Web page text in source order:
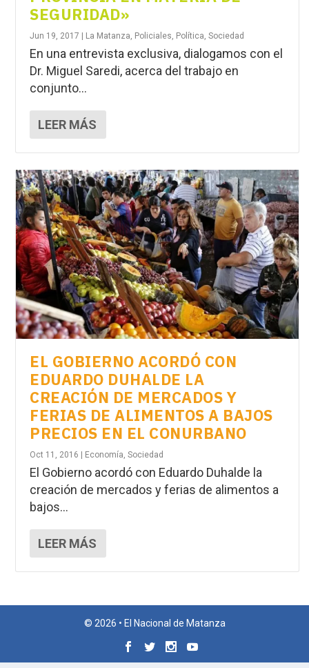
SEGURIDAD»
Jun 19, 2017 La Matanza, Policiales, Política,Sociedad
En una entrevista exclusiva, dialogamos con el
Dr. Miguel Saredi, acerca del trabajo en
conjunto...
LEER MÁS
EL GOBIERNO ACORDÓ CON
EDUARDO DUHALDE LA
CREACIÓN DE MERCADOS Y
FERIAS DE ALIMENTOS A BAJOS
PRECIOS EN EL CONURBANO
Oct 11, 2016 Economía,Sociedad
El Gobierno acordó con Eduardo Duhalde la
creación de mercados y ferias de alimentos a
bajos...
LEER MÁS
© 2026 • El Nacional de Matanza